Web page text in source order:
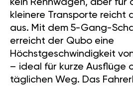
kein Rennwagen, aber für
kleinere Transporte reicht
aus. Mit dem 5-Gang-
erreicht der Qubo eine
Höchstgeschwindigkeit
– ideal für kurze Ausflüge
täglichen Weg. Das